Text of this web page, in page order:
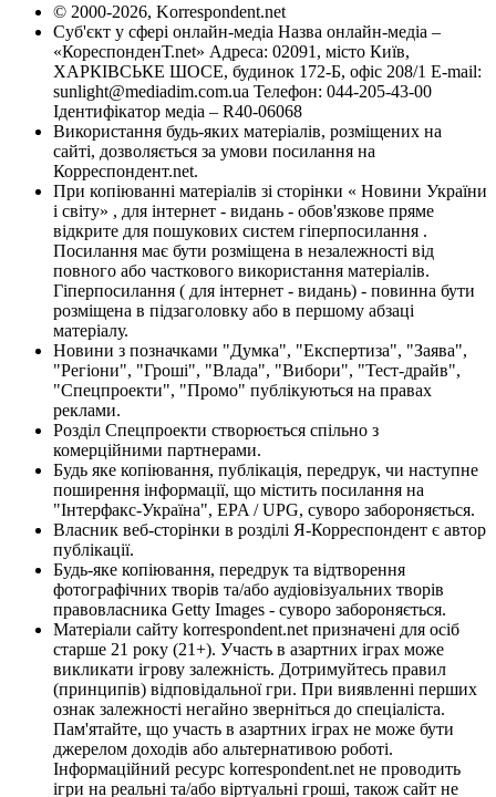
© 2000-2026, Korrespondent.net
Суб'єкт у сфері онлайн-медіа Назва онлайн-медіа –
«КореспонденТ.net» Адреса: 02091, місто Київ,
ХАРКІВСЬКЕ ШОСЕ, будинок 172-Б, офіс 208/1 E-mail:
sunlight@mediadim.com.ua Телефон: 044-205-43-00
Ідентифікатор медіа – R40-06068
Використання будь-яких матеріалів, розміщених на
сайті, дозволяється за умови посилання на
Корреспондент.net.
При копіюванні матеріалів зі сторінки « Новини України
і світу» , для інтернет - видань - обов'язкове пряме
відкрите для пошукових систем гіперпосилання .
Посилання має бути розміщена в незалежності від
повного або часткового використання матеріалів.
Гіперпосилання ( для інтернет - видань) - повинна бути
розміщена в підзаголовку або в першому абзаці
матеріалу.
Новини з позначками "Думка", "Експертиза", "Заява",
"Регіони", "Гроші", "Влада", "Вибори", "Тест-драйв",
"Спецпроекти", "Промо" публікуються на правах
реклами.
Розділ Спецпроекти створюється спільно з
комерційними партнерами.
Будь яке копіювання, публікація, передрук, чи наступне
поширення інформації, що містить посилання на
"Інтерфакс-Україна", EPA / UPG, суворо забороняється.
Власник веб-сторінки в розділі Я-Корреспондент є автор
публікації.
Будь-яке копіювання, передрук та відтворення
фотографічних творів та/або аудіовізуальних творів
правовласника Getty Images - суворо забороняється.
Матеріали сайту korrespondent.net призначені для осіб
старше 21 року (21+). Участь в азартних іграх може
викликати ігрову залежність. Дотримуйтесь правил
(принципів) відповідальної гри. При виявленні перших
ознак залежності негайно зверніться до спеціаліста.
Пам'ятайте, що участь в азартних іграх не може бути
джерелом доходів або альтернативою роботі.
Інформаційний ресурс korrespondent.net не проводить
ігри на реальні та/або віртуальні гроші, також сайт не